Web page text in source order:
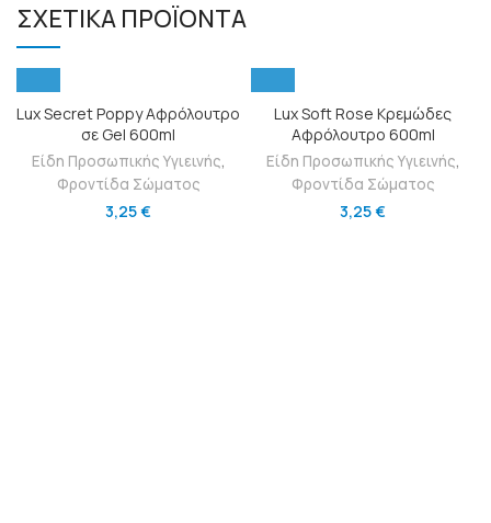
ΣΧΕΤΙΚΆ ΠΡΟΪΌΝΤΑ
Lux Secret Poppy Αφρόλουτρο
σε Gel 600ml
Είδη Προσωπικής Υγιεινής,
Φροντίδα Σώματος
3,25€
Lux Soft Rose Κρεμώδες
Αφρόλουτρο 600ml
Είδη Προσωπικής Υγιεινής,
Φροντίδα Σώματος
3,25€